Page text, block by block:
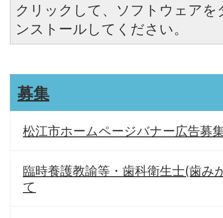
クリックして、ソフトウェア
ンストールしてください。
募集
松江市ホームページバナー広告募
臨時養護教諭等・歯科衛生士(歯み
て